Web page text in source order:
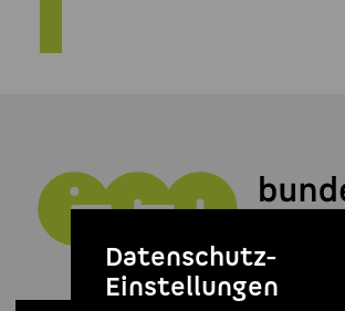
Datenschutz-
Einstellungen